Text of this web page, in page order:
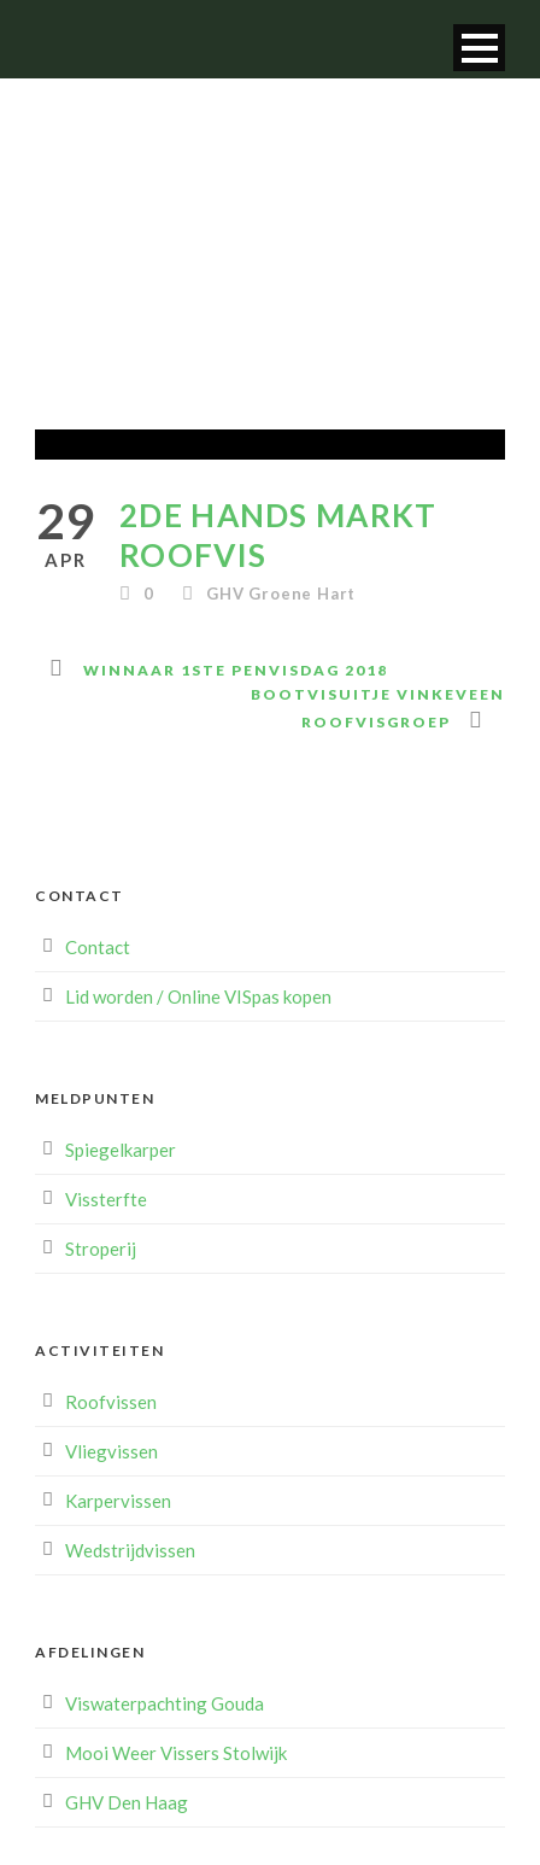
29
APR
2DE HANDS MARKT
ROOFVIS
0 GHV Groene Hart
WINNAAR 1STE PENVISDAG 2018
BOOTVISUITJE VINKEVEEN
ROOFVISGROEP
CONTACT
Contact
Lid worden / Online VISpas kopen
MELDPUNTEN
Spiegelkarper
Vissterfte
Stroperij
ACTIVITEITEN
Roofvissen
Vliegvissen
Karpervissen
Wedstrijdvissen
AFDELINGEN
Viswaterpachting Gouda
Mooi Weer Vissers Stolwijk
GHV Den Haag